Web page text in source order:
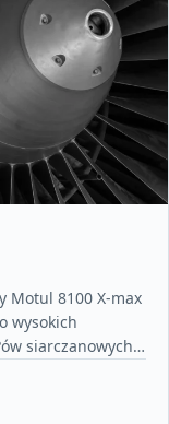
Motul 8100 X-max
wysokich
siarczanowych,